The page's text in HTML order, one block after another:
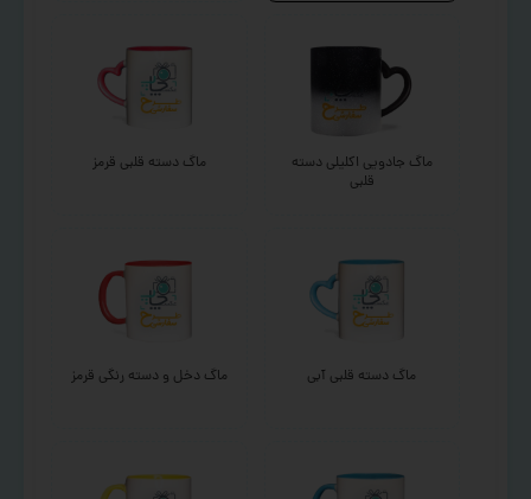
ماگ جادویی اکلیلی دسته
قلبی
ماگ دسته قلبی قرمز
ماگ دسته قلبی آبی ماگ دخل و دسته رنگی قرمز